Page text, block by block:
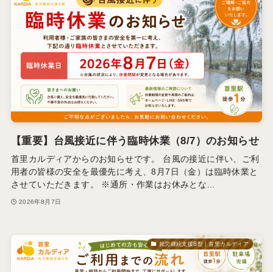
【重要】台風接近に伴う臨時休業（8/7）のお知らせ
首里カルディアからのお知らせです。 台風の接近に伴い、ご利
用者の皆様の安全を最優先に考え、8月7日（金）は臨時休業と
させていただきます。 ※通所・作業はお休みとな…
2026年8月7日
就労継続支援B型｜首里カルディア